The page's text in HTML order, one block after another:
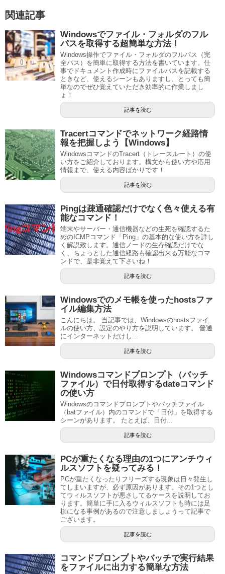
関連記事
Windowsでファイル・フォルダのフル
パスを取得する超簡単な方法！
Windows操作でファイル・フォルダのフルパス（完
全パス）を簡単に取得する方法を書いています。仕
事でドキュメント作成時にファイルパスを記載する
ときなど、使えるシーンもありますし、とっても簡
単なのでぜひ覚えていただき効率的に作業しまし
ょ！
記事を読む
Tracertコマンドでネットワーク経路情
報を把握しよう【Windows】
WindowsコマンドのTracert（トレースルート）の使
い方をご紹介しております。構文から使い方や応用
情報まで、使える内容ばかりです！
記事を読む
Pingは疎通確認だけでなく色々使える有
能なコマンド！
端末やサーバー・通信機器などの生死を確認するた
めのICMPコマンド「Ping」の基本的な使い方を詳し
く解説致します。通信ノードの生存確認だけでな
く、ちょっとした通信経路も確認出来る万能なコマ
ンドで、是非覚えて下さいね！
記事を読む
Windowsでのメモ帳を使ったhostsファ
イル編集方法
こんにちは。 当記事では、Windowsのhostsファイ
ルの使い方、設定のやり方を説明しています。 普通
にインターネットだけし...
記事を読む
Windowsコマンドプロンプト（バッチ
ファイル）で日付取得するdateコマンド
の使い方
Windowsのコマンドプロンプトやバッチファイル
（batファイル）内のコマンドで「日付」を取得する
シーンがあります。 たとえば、日付...
記事を読む
PCが重たくなる理由の1つにアンチウィ
ルスソフトを疑ってみる！
PCが重たくなったりフリーズする現象は日々発生し
てしまいますが、必ず原因があります。その1つとし
てウィルスソフトが悪さしてるケースを説明してお
ります。簡単に手に入るウィルスソフトも時には足
枷になる事例があるので注意しましょうって記事で
ございます。
記事を読む
コマンドプロンプトやバッチで実行結果
をファイルに出力する簡単な方法